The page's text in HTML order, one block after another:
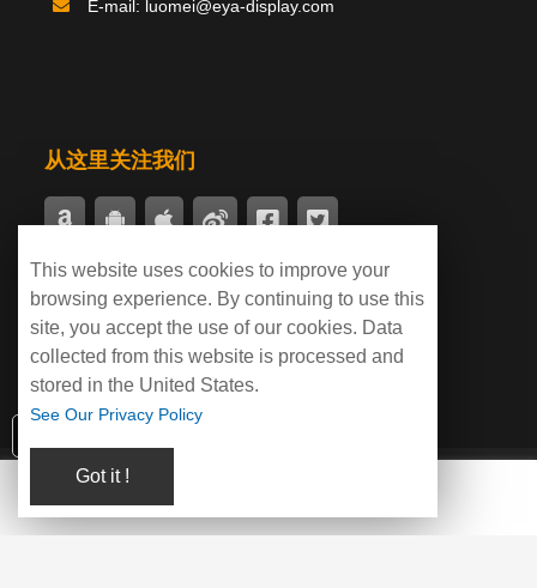
Video player electronic ball data download
page
2025年6月13日
3286
E-mail: luomei@eya-display.com
从这里关注我们
付款支持
Copyright © 2022亦亞徽科技集团 版权所有 |
This website uses cookies to improve your
browsing experience. By continuing to use this
site, you accept the use of our cookies. Data
collected from this website is processed and
stored in the United States.
See Our Privacy Policy
Got it !